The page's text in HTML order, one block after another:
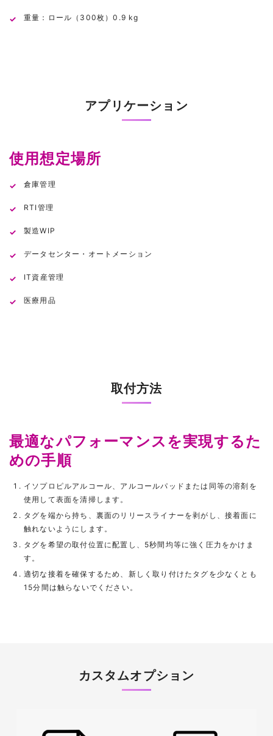
重量：ロール（300枚）0.9 kg
アプリケーション
使用想定場所
倉庫管理
RTI管理
製造WIP
データセンター・オートメーション
IT資産管理
医療用品
取付方法
最適なパフォーマンスを実現するた
めの手順
イソプロピルアルコール、アルコールパッドまたは同等の溶剤を
使用して表面を清掃します。
タグを端から持ち、裏面のリリースライナーを剥がし、接着面に
触れないようにします。
タグを希望の取付位置に配置し、5秒間均等に強く圧力をかけま
す。
適切な接着を確保するため、新しく取り付けたタグを少なくとも
15分間は触らないでください。
カスタムオプション